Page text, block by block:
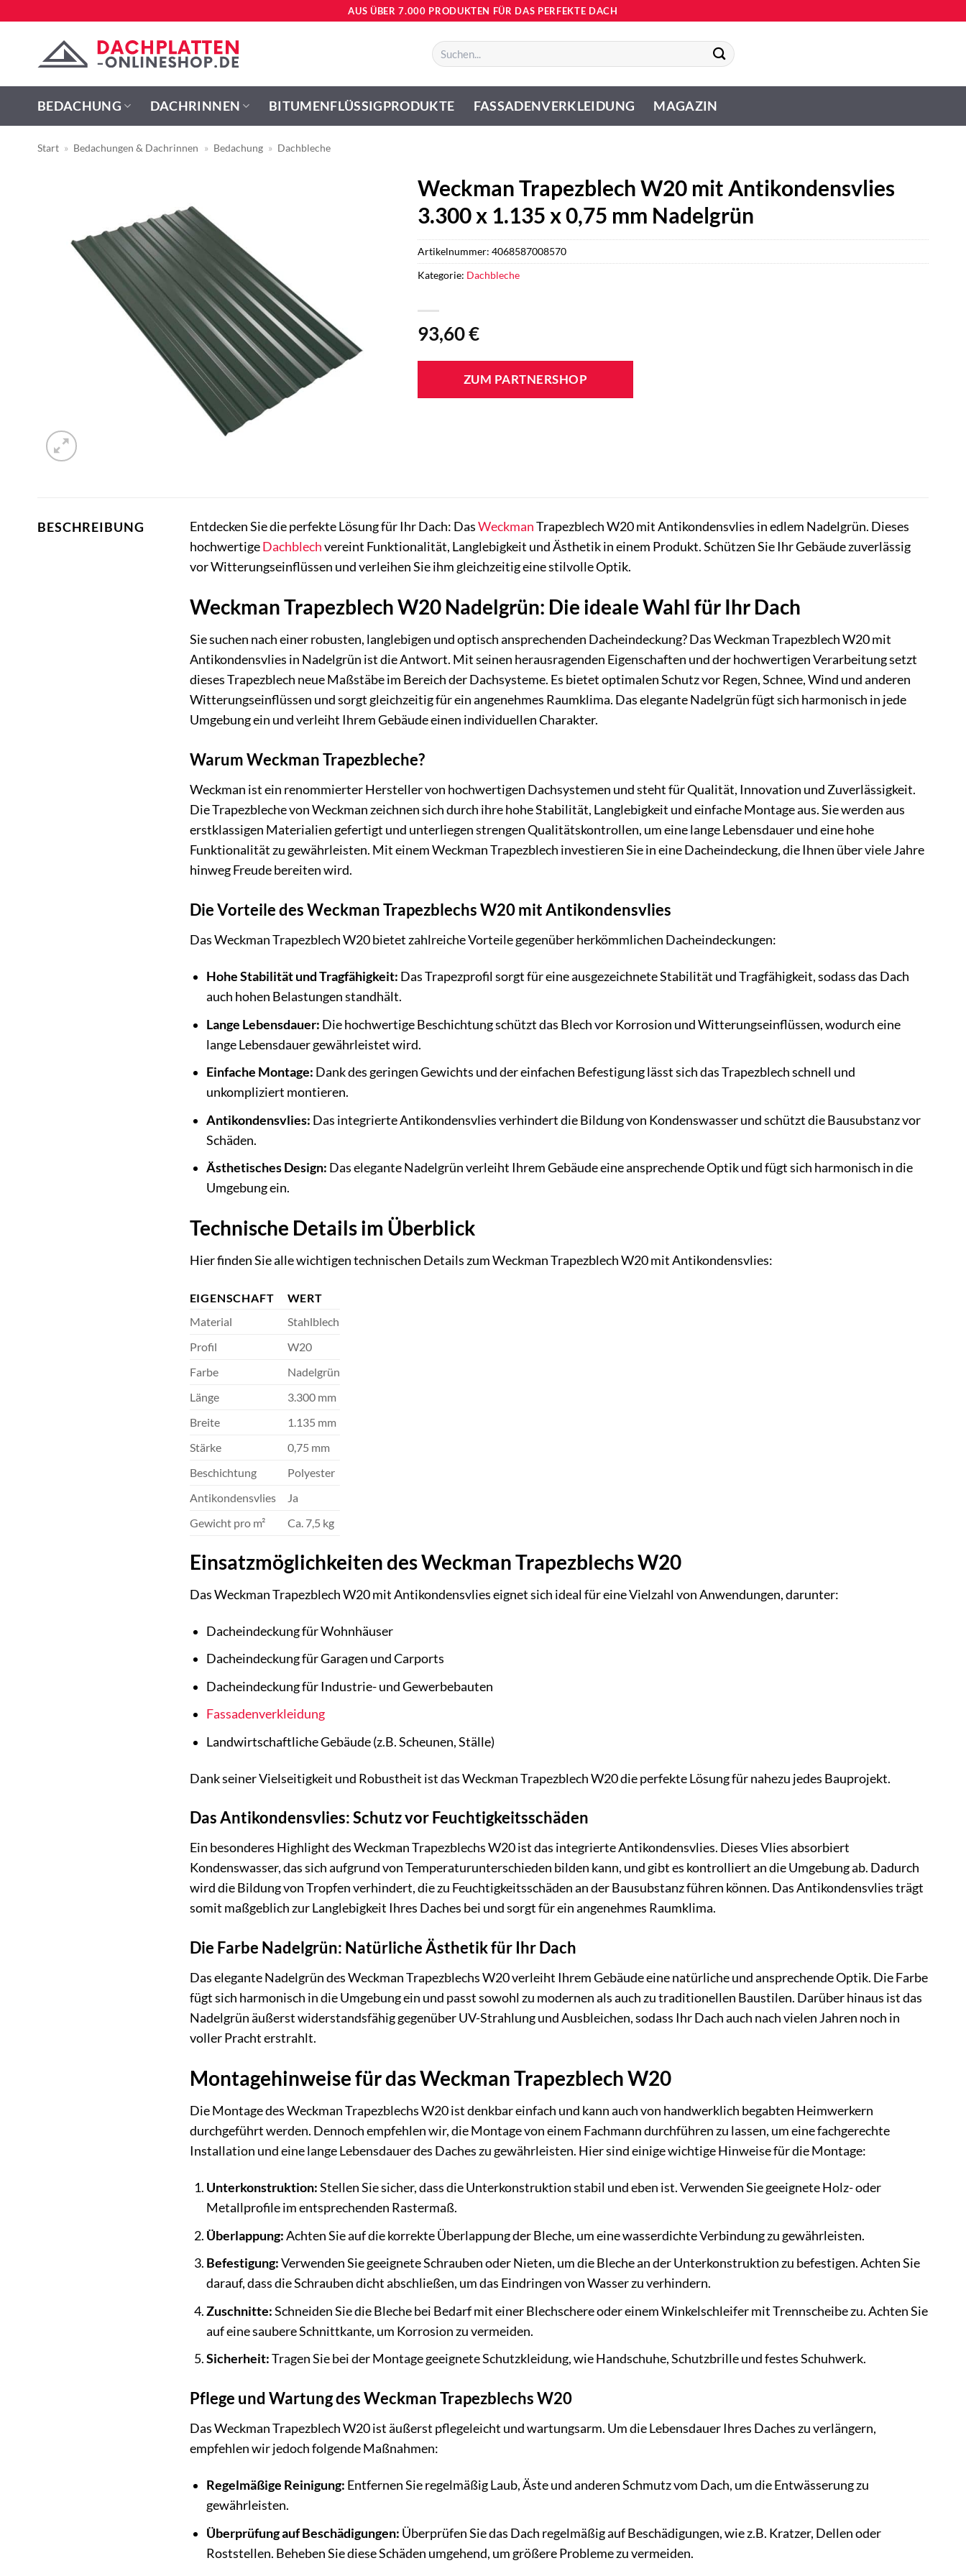
AUS ÜBER 7.000 PRODUKTEN FÜR DAS PERFEKTE DACH
Suchen
nach:
BEDACHUNG DACHRINNEN BITUMENFLÜSSIGPRODUKTE FASSADENVERKLEIDUNG MAGAZIN
Start » Bedachungen & Dachrinnen » Bedachung » Dachbleche
Weckman Trapezblech W20 mit Antikondensvlies
3.300 x 1.135 x 0,75 mm Nadelgrün
93,60€
ZUM PARTNERSHOP
Artikelnummer:4068587008570
Kategorie: Dachbleche
BESCHREIBUNG Entdecken Sie die perfekte Lösung für Ihr Dach: DasWeckmanTrapezblech W20 mit Antikondensvlies in edlem Nadelgrün. Dieses
hochwertigeDachblechvereint Funktionalität, Langlebigkeit und Ästhetik in einem Produkt. Schützen Sie Ihr Gebäude zuverlässig
vor Witterungseinflüssen und verleihen Sie ihm gleichzeitig eine stilvolle Optik.
Weckman Trapezblech W20 Nadelgrün: Die ideale Wahl für Ihr Dach
Sie suchen nach einer robusten, langlebigen und optisch ansprechenden Dacheindeckung? Das Weckman Trapezblech W20 mit
Antikondensvlies in Nadelgrün ist die Antwort. Mit seinen herausragenden Eigenschaften und der hochwertigen Verarbeitung setzt
dieses Trapezblech neue Maßstäbe im Bereich der Dachsysteme. Es bietet optimalen Schutz vor Regen, Schnee, Wind und anderen
Witterungseinflüssen und sorgt gleichzeitig für ein angenehmes Raumklima. Das elegante Nadelgrün fügt sich harmonisch in jede
Umgebung ein und verleiht Ihrem Gebäude einen individuellen Charakter.
Warum Weckman Trapezbleche?
Weckman ist ein renommierter Hersteller von hochwertigen Dachsystemen und steht für Qualität, Innovation und Zuverlässigkeit.
Die Trapezbleche von Weckman zeichnen sich durch ihre hohe Stabilität, Langlebigkeit und einfache Montage aus. Sie werden aus
erstklassigen Materialien gefertigt und unterliegen strengen Qualitätskontrollen, um eine lange Lebensdauer und eine hohe
Funktionalität zu gewährleisten. Mit einem Weckman Trapezblech investieren Sie in eine Dacheindeckung, die Ihnen über viele Jahre
hinweg Freude bereiten wird.
Die Vorteile des Weckman Trapezblechs W20 mit Antikondensvlies
Das Weckman Trapezblech W20 bietet zahlreiche Vorteile gegenüber herkömmlichen Dacheindeckungen:
Hohe Stabilität und Tragfähigkeit: Das Trapezprofil sorgt für eine ausgezeichnete Stabilität und Tragfähigkeit, sodass das Dach
auch hohen Belastungen standhält.
Lange Lebensdauer: Die hochwertige Beschichtung schützt das Blech vor Korrosion und Witterungseinflüssen, wodurch eine
lange Lebensdauer gewährleistet wird.
Einfache Montage: Dank des geringen Gewichts und der einfachen Befestigung lässt sich das Trapezblech schnell und
unkompliziert montieren.
Antikondensvlies: Das integrierte Antikondensvlies verhindert die Bildung von Kondenswasser und schützt die Bausubstanz vor
Schäden.
Ästhetisches Design: Das elegante Nadelgrün verleiht Ihrem Gebäude eine ansprechende Optik und fügt sich harmonisch in die
Umgebung ein.
Technische Details im Überblick
Hier finden Sie alle wichtigen technischen Details zum Weckman Trapezblech W20 mit Antikondensvlies:
EIGENSCHAFT
WERT
Material
Stahlblech
Profil
W20
Farbe
Nadelgrün
Länge
3.300 mm
Breite
1.135 mm
Stärke
0,75 mm
Beschichtung
Polyester
Antikondensvlies
Ja
Gewicht pro m²
Ca. 7,5 kg
Einsatzmöglichkeiten des Weckman Trapezblechs W20
Das Weckman Trapezblech W20 mit Antikondensvlies eignet sich ideal für eine Vielzahl von Anwendungen, darunter:
Dacheindeckung für Wohnhäuser
Dacheindeckung für Garagen und Carports
Dacheindeckung für Industrie- und Gewerbebauten
Fassadenverkleidung
Landwirtschaftliche Gebäude (z.B. Scheunen, Ställe)
Dank seiner Vielseitigkeit und Robustheit ist das Weckman Trapezblech W20 die perfekte Lösung für nahezu jedes Bauprojekt.
Das Antikondensvlies: Schutz vor Feuchtigkeitsschäden
Ein besonderes Highlight des Weckman Trapezblechs W20 ist das integrierte Antikondensvlies. Dieses Vlies absorbiert
Kondenswasser, das sich aufgrund von Temperaturunterschieden bilden kann, und gibt es kontrolliert an die Umgebung ab. Dadurch
wird die Bildung von Tropfen verhindert, die zu Feuchtigkeitsschäden an der Bausubstanz führen können. Das Antikondensvlies trägt
somit maßgeblich zur Langlebigkeit Ihres Daches bei und sorgt für ein angenehmes Raumklima.
Die Farbe Nadelgrün: Natürliche Ästhetik für Ihr Dach
Das elegante Nadelgrün des Weckman Trapezblechs W20 verleiht Ihrem Gebäude eine natürliche und ansprechende Optik. Die Farbe
fügt sich harmonisch in die Umgebung ein und passt sowohl zu modernen als auch zu traditionellen Baustilen. Darüber hinaus ist das
Nadelgrün äußerst widerstandsfähig gegenüber UV-Strahlung und Ausbleichen, sodass Ihr Dach auch nach vielen Jahren noch in
voller Pracht erstrahlt.
Montagehinweise für das Weckman Trapezblech W20
Die Montage des Weckman Trapezblechs W20 ist denkbar einfach und kann auch von handwerklich begabten Heimwerkern
durchgeführt werden. Dennoch empfehlen wir, die Montage von einem Fachmann durchführen zu lassen, um eine fachgerechte
Installation und eine lange Lebensdauer des Daches zu gewährleisten. Hier sind einige wichtige Hinweise für die Montage:
Unterkonstruktion:Stellen Sie sicher, dass die Unterkonstruktion stabil und eben ist. Verwenden Sie geeignete Holz- oder
Metallprofile im entsprechenden Rastermaß.
Überlappung:Achten Sie auf die korrekte Überlappung der Bleche, um eine wasserdichte Verbindung zu gewährleisten.
Befestigung:Verwenden Sie geeignete Schrauben oder Nieten, um die Bleche an der Unterkonstruktion zu befestigen. Achten Sie
darauf, dass die Schrauben dicht abschließen, um das Eindringen von Wasser zu verhindern.
Zuschnitte:Schneiden Sie die Bleche bei Bedarf mit einer Blechschere oder einem Winkelschleifer mit Trennscheibe zu. Achten Sie
auf eine saubere Schnittkante, um Korrosion zu vermeiden.
Sicherheit:Tragen Sie bei der Montage geeignete Schutzkleidung, wie Handschuhe, Schutzbrille und festes Schuhwerk.
Pflege und Wartung des Weckman Trapezblechs W20
Das Weckman Trapezblech W20 ist äußerst pflegeleicht und wartungsarm. Um die Lebensdauer Ihres Daches zu verlängern,
empfehlen wir jedoch folgende Maßnahmen:
Regelmäßige Reinigung: Entfernen Sie regelmäßig Laub, Äste und anderen Schmutz vom Dach, um die Entwässerung zu
gewährleisten.
Überprüfung auf Beschädigungen: Überprüfen Sie das Dach regelmäßig auf Beschädigungen, wie z.B. Kratzer, Dellen oder
Roststellen. Beheben Sie diese Schäden umgehend, um größere Probleme zu vermeiden.